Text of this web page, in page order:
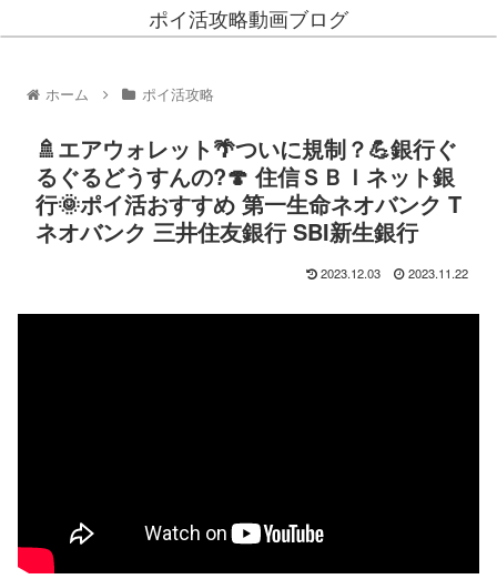
ポイ活攻略動画ブログ
ホーム ポイ活攻略
🚿エアウォレット🌴ついに規制？💪銀行ぐ
るぐるどうすんの?🍄 住信ＳＢＩネット銀
行🌞ポイ活おすすめ 第一生命ネオバンク T
ネオバンク 三井住友銀行 SBI新生銀行
2023.12.03 2023.11.22